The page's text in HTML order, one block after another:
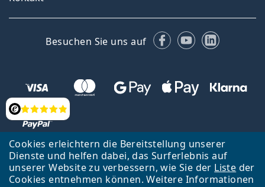
Cookies erleichtern die Bereitstellung unserer
Dienste und helfen dabei, das Surferlebnis auf
unserer Website zu verbessern, wie Sie der Liste der
Cookies entnehmen können. Weitere Informationen
Bewertung
Besuchen Sie uns auf Facebook
YouTubeLinkedIn
Zurück zur Hauptseite
Nach oben